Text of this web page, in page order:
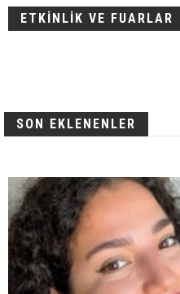
ETKİNLİK VE FUARLAR
SON EKLENENLER